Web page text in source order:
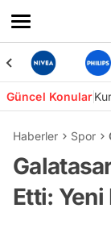
Güncel Konular
Haberler Spor
Etti: